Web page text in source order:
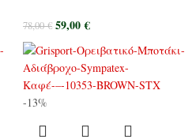
78,00€ 59,00€
-13%